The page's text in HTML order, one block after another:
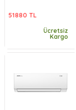
51880 TL
Ücretsiz
Kargo